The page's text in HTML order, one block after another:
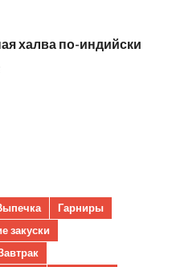
халва по-индийски
Гарниры
закуски